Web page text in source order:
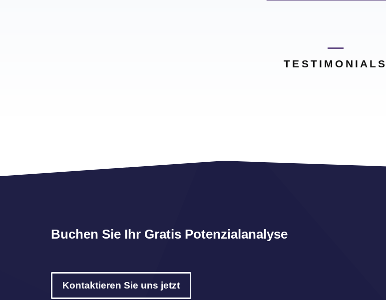
TESTIMONIALS
Buchen Sie Ihr Gratis Potenzialanalyse
Kontaktieren Sie uns jetzt